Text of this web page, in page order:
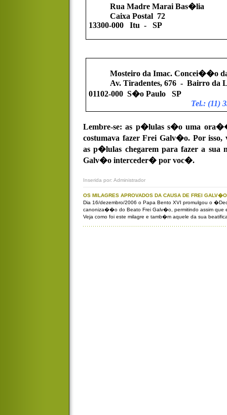
Rua Madre Marai Bas�lia
Caixa Postal 72
13300-000
Itu - SP
Mosteiro da Imac. Concei��o
Av. Tiradentes, 676 - Bairro da
01102-000 S�o Paulo
SP
Tel.: (11)
Lembre-se: as p�lulas s�o uma
costumava fazer Frei Galv�o. Por
as p�lulas chegarem para fazer a sua
Galv�o interceder� por voc�.
Inserida por: Administrador
OS MILAGRES APROVADOS DA CAUSA DE FREI GALV�O
Dia 16/dezembro/2006 o Papa Bento XVI promulgou o
canoniza��o do Beato Frei Galv�o, permitindo assim que
Veja como foi este milagre e tamb�m aquele da sua